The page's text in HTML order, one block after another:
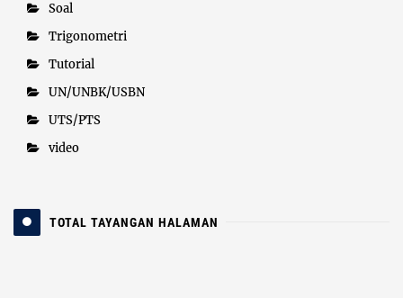
Soal
Trigonometri
Tutorial
UN/UNBK/USBN
UTS/PTS
video
TOTAL TAYANGAN HALAMAN